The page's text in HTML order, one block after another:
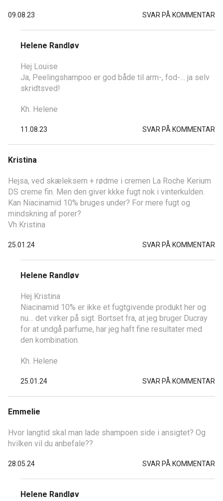
09.08.23 SVAR PÅ KOMMENTAR
Helene Randløv
Hej Louise
Ja, Peelingshampoo er god både til arm-, fod-… ja selv
skridtsved!
Kh. Helene
11.08.23 SVAR PÅ KOMMENTAR
Kristina
Hejsa, ved skæleksem + rødme i cremen La Roche Kerium
DS creme fin. Men den giver kkke fugt nok i vinterkulden.
Kan Niacinamid 10% bruges under? For mere fugt og
mindskning af porer?
Vh Kristina
25.01.24 SVAR PÅ KOMMENTAR
Helene Randløv
Hej Kristina
Niacinamid 10% er ikke et fugtgivende produkt her og
nu… det virker på sigt. Bortset fra, at jeg bruger Ducray
for at undgå parfume, har jeg haft fine resultater med
den kombination.
Kh. Helene
25.01.24 SVAR PÅ KOMMENTAR
Emmelie
Hvor langtid skal man lade shampoen side i ansigtet? Og
hvilken vil du anbefale??
28.05.24 SVAR PÅ KOMMENTAR
Helene Randløv